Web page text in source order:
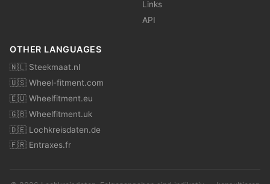
Links
API
OTHER LANGUAGES
🇳🇱 Steekmaat.nl
🇺🇸 Wheel-fitment.com
🇪🇺 Wheelfitment.eu
🇬🇧 Wheelfitment.uk
🇩🇪 Lochkreisdaten.de
🇫🇷 Entraxes.fr